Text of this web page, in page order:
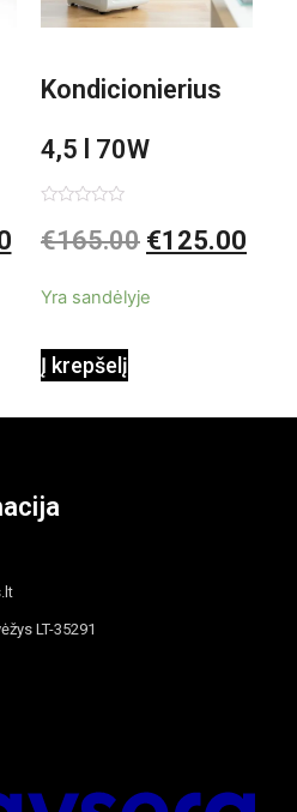
Kondicionierius
4,5 l 70W
nešiojamas,
0
iš
€165.00 €125.00
Yra sandėlyje
Į krepšelį
LT-35291